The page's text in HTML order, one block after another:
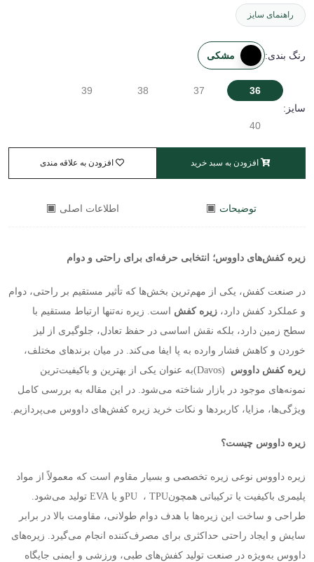
راهنمای سایز
رنگ بندی: مشکی
سایز:
36
37
38
39
40
افزودن به سبد خرید افزودن به علاقه مندی
توضیحات اطلاعات اصلی
زیره کفش‌های داووس؛ انتخابی حرفه‌ای برای راحتی و دوام
در صنعت کفش، یکی از مهم‌ترین بخش‌ها که تأثیر مستقیم بر راحتی، دوام
و عملکرد کفش دارد، زیره کفش است. زیره نه‌تنها ارتباط مستقیم با
سطح زمین دارد، بلکه نقش اساسی در حفظ تعادل، جلوگیری از لیز
خوردن و کاهش فشار وارده به پا ایفا می‌کند. در میان برندهای مختلف،
زیره کفش داووس
(Davos)به عنوان یکی از بهترین و باکیفیت‌ترین
نمونه‌های موجود در بازار شناخته می‌شود. در این مقاله به بررسی کامل
ویژگی‌ها، مزایا، کاربردها و نکات خرید زیره کفش‌های داووس می‌پردازیم.
زیره داووس چیست؟
زیره داووس نوعی زیره تخصصی و بسیار مقاوم است که معمولاً از مواد
پلیمری باکیفیت یا ترکیباتی همچونTPU ، PUو یا EVA تولید می‌شود.
طراحی و ساخت این زیره‌ها با هدف دوام طولانی، مقاومت بالا در برابر
سایش و ایجاد راحتی حداکثری برای مصرف‌کننده انجام می‌گیرد. زیره‌های
داووس به‌ویژه در صنعت تولید کفش‌های طبی، ورزشی و ایمنی جایگاه